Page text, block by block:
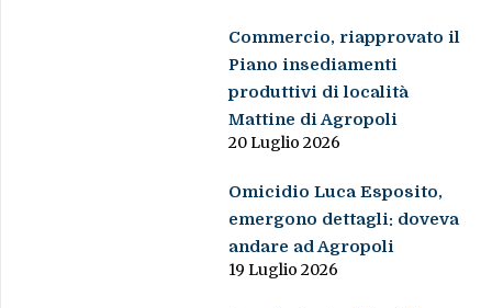
Commercio, riapprovato il
Piano insediamenti
produttivi di località
Mattine di Agropoli
20 Luglio 2026
Omicidio Luca Esposito,
emergono dettagli: doveva
andare ad Agropoli
19 Luglio 2026